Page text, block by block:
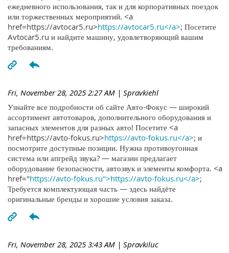
ежедневного использования, так и для корпоративных поездок
или торжественных мероприятий. <a
href=https://avtocar5.ru>https://avtocar5.ru</a>; Посетите
Avtocar5.ru и найдите машину, удовлетворяющий вашим
требованиям.
Fri, November 28, 2025 2:27 AM | Spravkiehl
Узнайте все подробности об сайте Авто-Фокус — широкий
ассортимент автотоваров, дополнительного оборудования и
запасных элементов для разных авто! Посетите <a
href=https://avto-fokus.ru>https://avto-fokus.ru</a>; и
посмотрите доступные позиции. Нужна противоугонная
система или апгрейд звука? — магазин предлагает
оборудование безопасности, автозвук и элементы комфорта. <a
href="https://avto-fokus.ru">https://avto-fokus.ru</a>;
Требуется комплектующая часть — здесь найдёте
оригинальные бренды и хорошие условия заказа.
Fri, November 28, 2025 3:43 AM | Spravkiluc